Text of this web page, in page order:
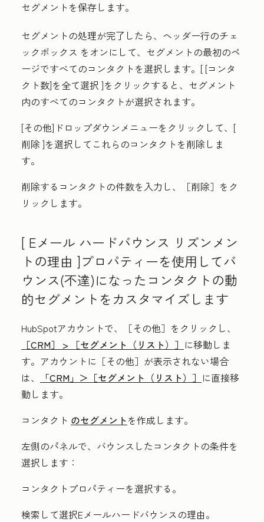
セグメントを保存します。
セグメントの処理が完了したら、ヘッダー行のチェ
ックボックス をオンにして、セグメントの最初のペ
ージですべてのコンタクトを選択します。[ [コンタ
クト数]を全て選択 ]をクリックすると、セグメント
内のすべてのコンタクトが選択されます。
[その他]ドロップダウンメニューをクリックして、[
削除]を選択してこれらのコンタクトを削除しま
す。
削除するコンタクトの件数を入力し、
［削除］ をク
リックします。
[ Eメール ハードバウンス リズンメン
トの理由 ]プロパティーを使用してバ
ウンス(不達)になったコンタクトの動
的セグメントをカスタマイズします
HubSpotアカウントで、
［その他］をクリックし、
［CRM］ >
［セグメント（リスト）］ に移動しま
す。アカウントに ［その他］が表示されない場合
は、
「CRM」＞ ［セグメント（リスト）］ に直接移
動します。
コンタクト のセグメントを作成します。
左側のパネルで、バウンスしたコンタクトの条件を
選択します：
コンタクトプロパティーを選択する。
検索して選択Eメールハードバウンスの理由。